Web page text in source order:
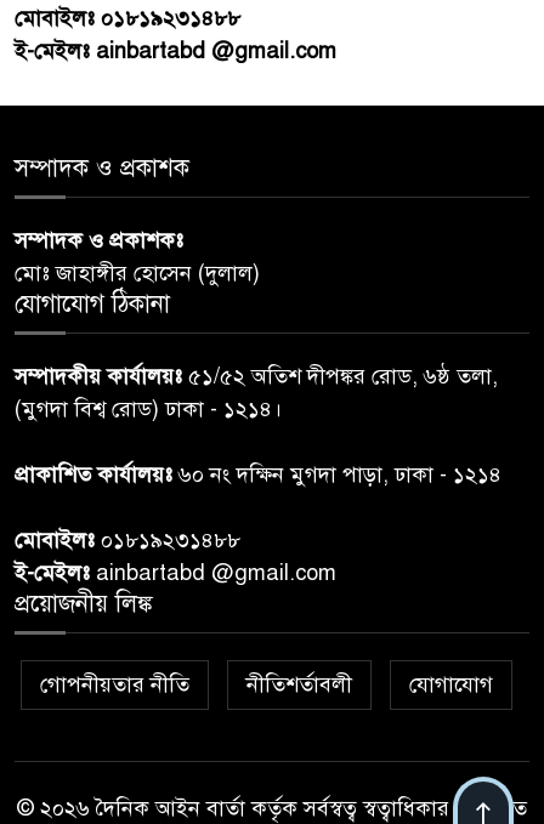
মোবাইলঃ ০১৮১৯২৩১৪৮৮
ই-মেইলঃ ainbartabd @gmail.com
সম্পাদক ও প্রকাশক
সম্পাদক ও প্রকাশকঃ
মোঃ জাহাঙ্গীর হোসেন (দুলাল)
যোগাযোগ ঠিকানা
সম্পাদকীয় কার্যালয়ঃ ৫১/৫২ অতিশ দীপঙ্কর রোড, ৬ষ্ঠ তলা,
(মুগদা বিশ্ব রোড) ঢাকা - ১২১৪।
প্রাকাশিত কার্যালয়ঃ৬০ নং দক্ষিন মুগদা পাড়া, ঢাকা - ১২১৪
মোবাইলঃ ০১৮১৯২৩১৪৮৮
ই-মেইলঃ ainbartabd @gmail.com
প্রয়োজনীয় লিঙ্ক
গোপনীয়তার নীতি নীতিশর্তাবলী যোগাযোগ
© ২০২৬ দৈনিক আইন বার্তা কর্তৃক সর্বস্বত্ব স্বত্বাধিকার সংরক্ষিত